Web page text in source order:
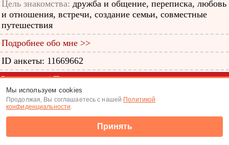
Цель знакомства: дружба и общение, переписка, любовь
и отношения, встречи, создание семьи, совместные
путешествия
Подробнее обо мне >>
ID анкеты: 11669662
Знакомства|Поиск анкет
(c) Tabor.ru 2026
Мы используем cookies
Продолжая, Вы соглашаетесь с нашей Политикой
конфиденциальности.
Принять